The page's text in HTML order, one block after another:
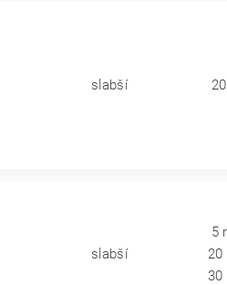
slabší
slabší
5
20
30